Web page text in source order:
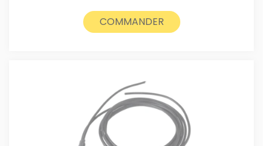
COMMANDER